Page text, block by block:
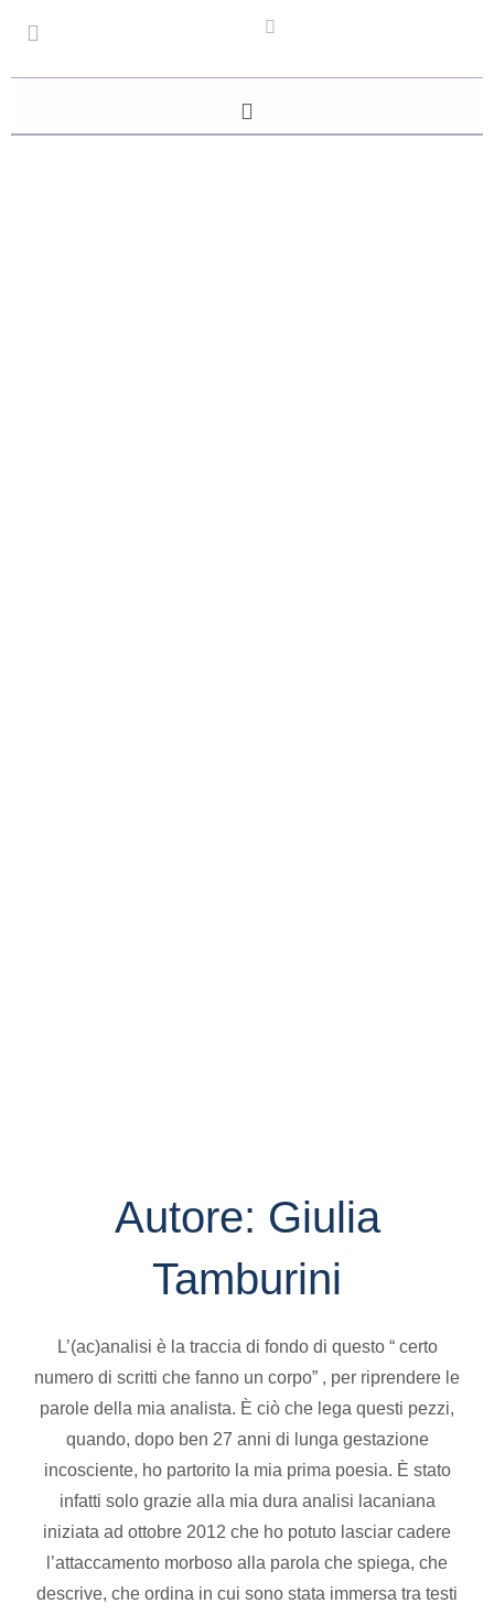
Autore: Giulia
Tamburini
L’(ac)analisi è la traccia di fondo di questo “ certo
numero di scritti che fanno un corpo” , per riprendere le
parole della mia analista. È ciò che lega questi pezzi,
quando, dopo ben 27 anni di lunga gestazione
incosciente, ho partorito la mia prima poesia. È stato
infatti solo grazie alla mia dura analisi lacaniana
iniziata ad ottobre 2012 che ho potuto lasciar cadere
l’attaccamento morboso alla parola che spiega, che
descrive, che ordina in cui sono stata immersa tra testi